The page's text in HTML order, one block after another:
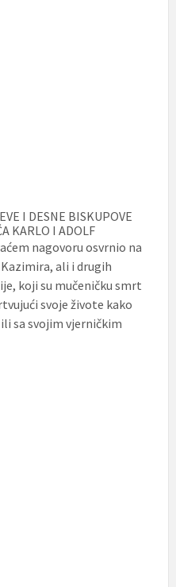
I DESNE BISKUPOVE
KARLO I ADOLF
nagovoru osvrnio na
ali i drugih
koji su mučeničku smrt
svoje živote kako
sa svojim vjerničkim